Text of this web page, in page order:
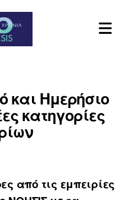
και Ημερήσιο
κατηγορίες
από τις εμπειρίες